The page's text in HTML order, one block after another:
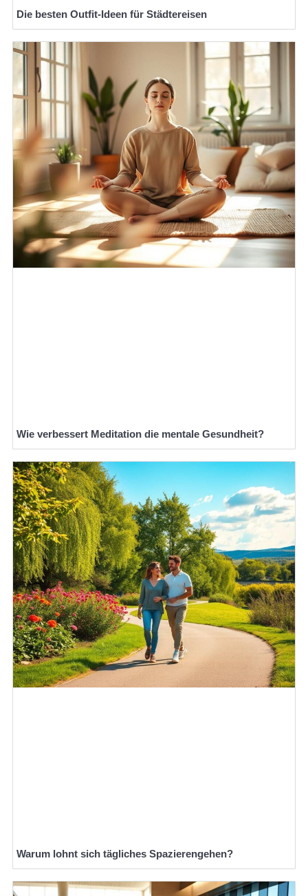
Die besten Outfit-Ideen für Städtereisen
Wie verbessert Meditation die mentale Gesundheit?
Warum lohnt sich tägliches Spazierengehen?